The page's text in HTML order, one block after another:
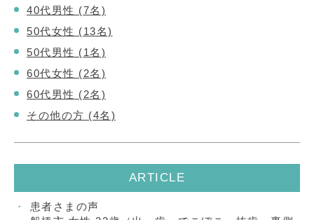
40代男性 (7名)
50代女性 (13名)
50代男性 (1名)
60代女性 (2名)
60代男性 (2名)
その他の方 (4名)
ARTICLE
患者さまの声